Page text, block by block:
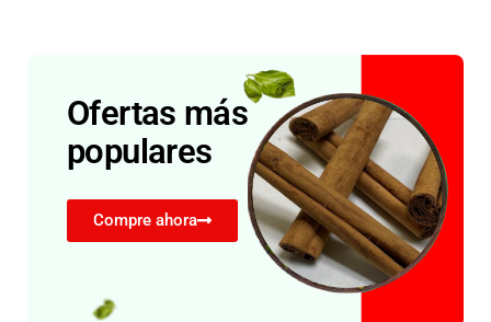
Ofertas más
populares
Compre ahora